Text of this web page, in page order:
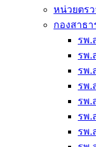
หน่วยตร
กองสาธ
รพ.
รพ.
รพ.
รพ.
รพ.
รพ.
รพ.